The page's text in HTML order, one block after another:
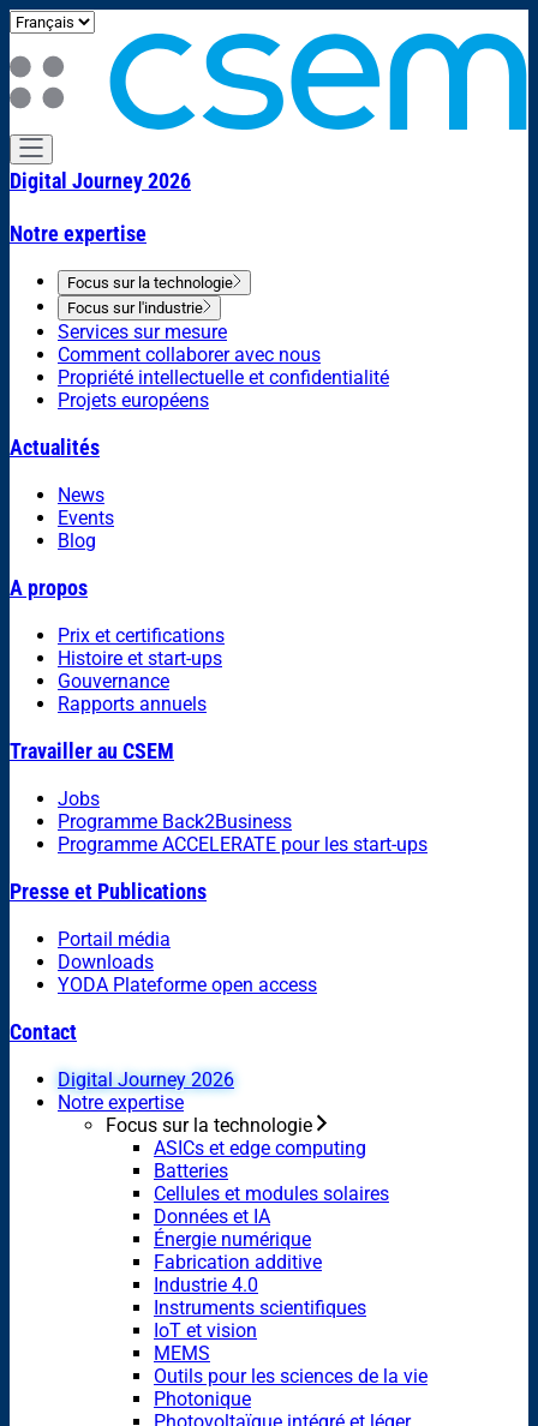
Digital Journey 2026
Notre expertise
Focus sur la technologie
Focus sur l'industrie
Services sur mesure
Comment collaborer avec nous
Propriété intellectuelle et confidentialité
Projets européens
Actualités
News
Events
Blog
A propos
Prix et certifications
Histoire et start-ups
Gouvernance
Rapports annuels
Travailler au CSEM
Jobs
Programme Back2Business
Programme ACCELERATE pour les start-ups
Presse et Publications
Portail média
Downloads
YODA Plateforme open access
Contact
Digital Journey 2026
Notre expertise
Focus sur la technologie
ASICs et edge computing
Batteries
Cellules et modules solaires
Données et IA
Énergie numérique
Fabrication additive
Industrie 4.0
Instruments scientifiques
IoT et vision
MEMS
Outils pour les sciences de la vie
Photonique